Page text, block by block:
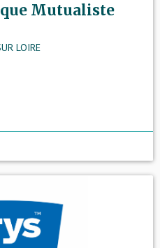
Mutualiste
LOIRE